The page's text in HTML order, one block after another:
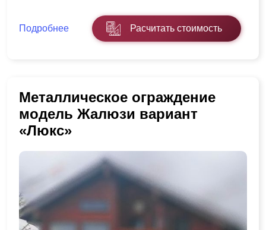
Подробнее Расчитать стоимость
Металлическое ограждение
модель Жалюзи вариант
«Люкс»